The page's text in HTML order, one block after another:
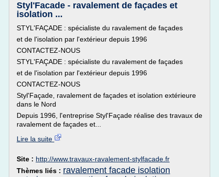
Styl'Facade - ravalement de façades et
isolation ...
STYL'FAÇADE : spécialiste du ravalement de façades
et de l'isolation par l'extérieur depuis 1996
CONTACTEZ-NOUS
STYL'FAÇADE : spécialiste du ravalement de façades
et de l'isolation par l'extérieur depuis 1996
CONTACTEZ-NOUS
Styl'Façade, ravalement de façades et isolation extérieure
dans le Nord
Depuis 1996, l'entreprise Styl'Façade réalise des travaux de
ravalement de façades et...
Lire la suite
Site : http://www.travaux-ravalement-stylfacade.fr
Thèmes liés : ravalement facade isolation